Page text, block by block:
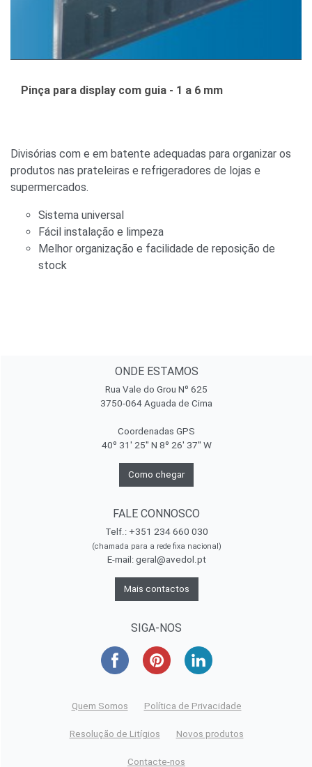
Pinça para display com guia - 1 a 6 mm
Divisórias com e em batente adequadas para organizar os
produtos nas prateleiras e refrigeradores de lojas e
supermercados.
Sistema universal
Fácil instalação e limpeza
Melhor organização e facilidade de reposição de
stock
ONDE ESTAMOS
Rua Vale do Grou Nº 625
3750-064 Aguada de Cima
Coordenadas GPS
40º 31' 25'' N 8º 26' 37'' W
Como chegar
FALE CONNOSCO
Telf.: +351 234 660 030
(chamada para a rede fixa nacional)
E-mail: geral@avedol.pt
Mais contactos
SIGA-NOS
Quem Somos Política de Privacidade
Resolução de Litígios Novos produtos
Contacte-nos